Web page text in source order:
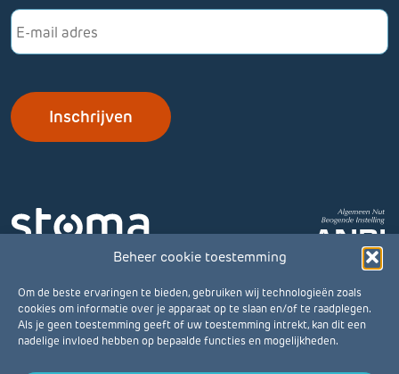
Beheer cookie toestemming
Om de beste ervaringen te bieden, gebruiken wij technologieën zoals
cookies om informatie over je apparaat op te slaan en/of te raadplegen.
Als je geen toestemming geeft of uw toestemming intrekt, kan dit een
nadelige invloed hebben op bepaalde functies en mogelijkheden.
E-
mailadres